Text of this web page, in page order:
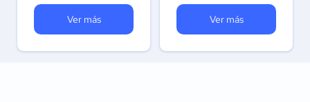
Ver más Ver más